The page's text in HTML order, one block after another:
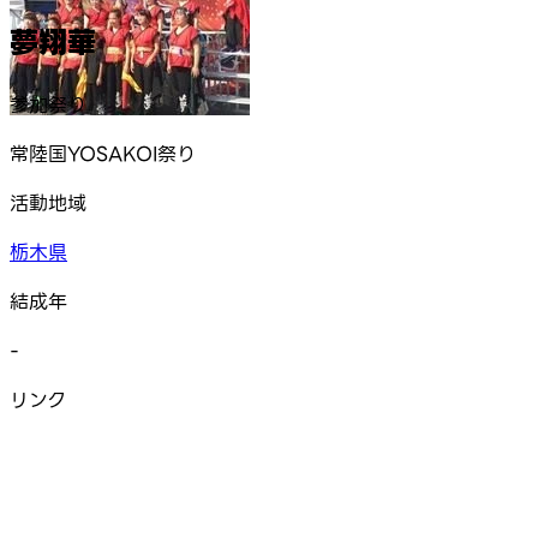
夢翔華
参加祭り
常陸国YOSAKOI祭り
活動地域
栃木県
結成年
-
リンク